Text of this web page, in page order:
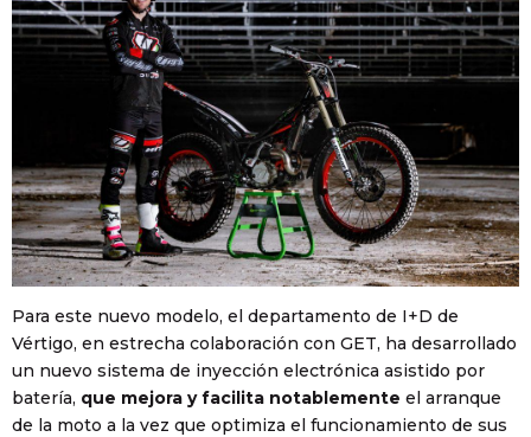
Para este nuevo modelo, el departamento de I+D de
Vértigo, en estrecha colaboración con GET, ha desarrollado
un nuevo sistema de inyección electrónica asistido por
batería, que mejora y facilita notablemente el arranque
de la moto a la vez que optimiza el funcionamiento de sus